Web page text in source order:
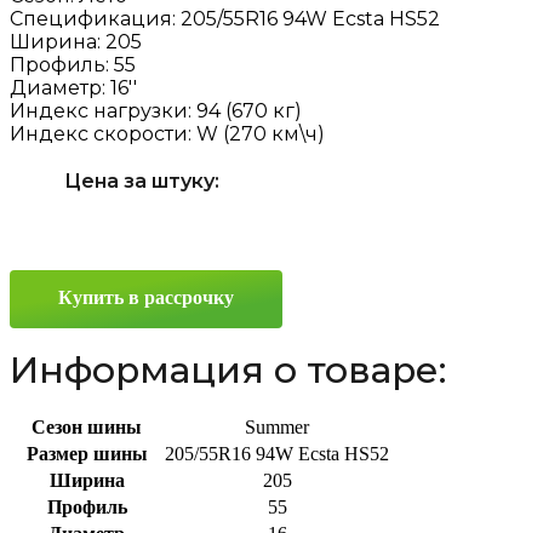
Спецификация: 205/55R16 94W Ecsta HS52
Ширина: 205
Профиль: 55
Диаметр: 16''
Индекс нагрузки: 94 (670 кг)
Индекс скорости: W (270 км\ч)
Цена за штуку:
Купить в рассрочку
Информация о товаре:
Сезон шины
Summer
Размер шины
205/55R16 94W Ecsta HS52
Ширина
205
Профиль
55